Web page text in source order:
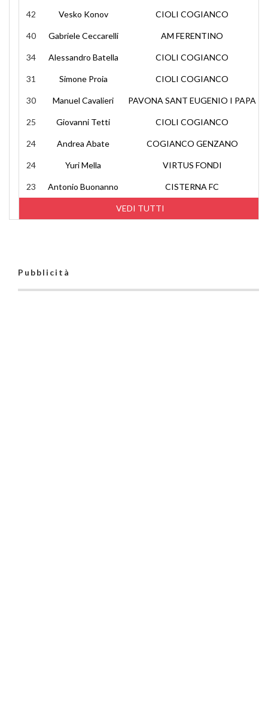
VEDI TUTTI
42 Vesko Konov CIOLI COGIANCO
40 Gabriele Ceccarelli AM FERENTINO
34 Alessandro Batella CIOLI COGIANCO
31 Simone Proia CIOLI COGIANCO
30 Manuel Cavalieri PAVONA SANT EUGENIO I PAPA
25 Giovanni Tetti CIOLI COGIANCO
24 Andrea Abate COGIANCO GENZANO
24 Yuri Mella VIRTUS FONDI
23 Antonio Buonanno CISTERNA FC
Pubblicità